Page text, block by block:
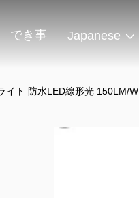
でき事 Japanese
イト 防水LED線形光 150LM/W